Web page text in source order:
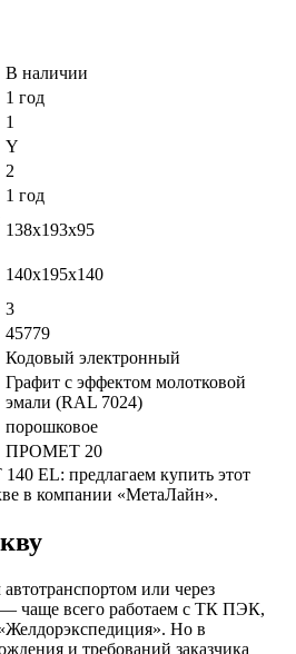
В наличии
1 год
1
Y
2
1 год
138x193x95
140x195x140
3
45779
Кодовый электронный
Графит с эффектом молотковой
эмали (RAL 7024)
порошковое
ПРОМЕТ 20
EL: предлагаем купить этот
в компании «МетаЛайн».
или через
чаще всего работаем с ТК ПЭК,
Но в
и требований заказчика